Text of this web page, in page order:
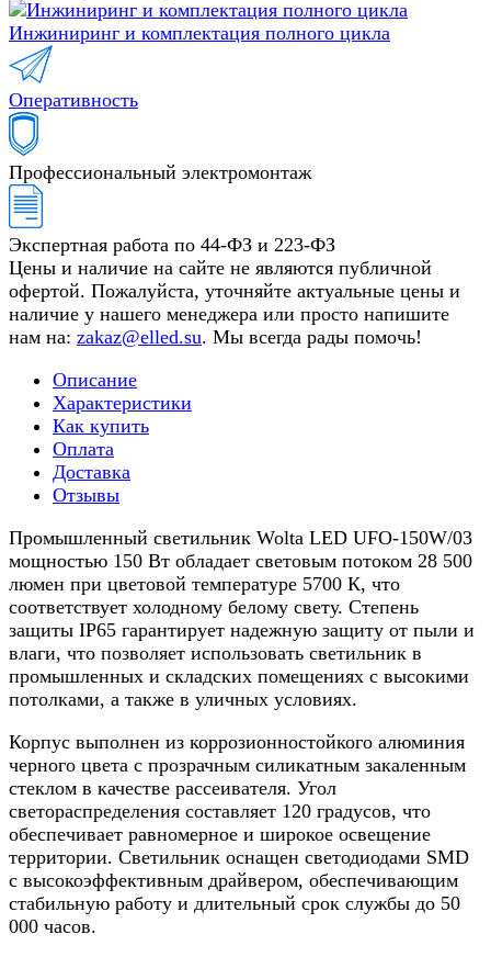
Инжиниринг и комплектация полного цикла
Оперативность
Профессиональный электромонтаж
Экспертная работа по 44-ФЗ и 223-ФЗ
Цены и наличие на сайте не являются публичной
офертой. Пожалуйста, уточняйте актуальные цены и
наличие у нашего менеджера или просто напишите
нам на: zakaz@elled.su. Мы всегда рады помочь!
Описание
Характеристики
Как купить
Оплата
Доставка
Отзывы
Промышленный светильник Wolta LED UFO-150W/03
мощностью 150 Вт обладает световым потоком 28 500
люмен при цветовой температуре 5700 К, что
соответствует холодному белому свету. Степень
защиты IP65 гарантирует надежную защиту от пыли и
влаги, что позволяет использовать светильник в
промышленных и складских помещениях с высокими
потолками, а также в уличных условиях.
Корпус выполнен из коррозионностойкого алюминия
черного цвета с прозрачным силикатным закаленным
стеклом в качестве рассеивателя. Угол
светораспределения составляет 120 градусов, что
обеспечивает равномерное и широкое освещение
территории. Светильник оснащен светодиодами SMD
с высокоэффективным драйвером, обеспечивающим
стабильную работу и длительный срок службы до 50
000 часов.